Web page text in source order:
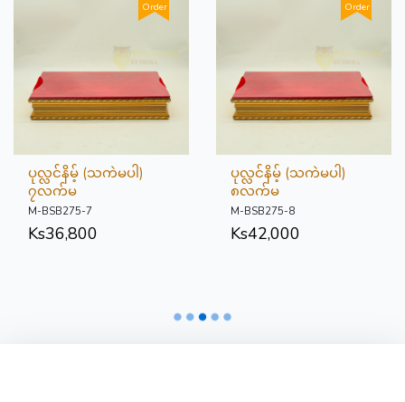
Order
ပုလ္လင်နိမ့် (သကဲမပါ)
၇လက်မ
M-BSB275-7
Ks36,800
Order
ပုလ္လင်နိမ့် (သကဲမပါ)
၈လက်မ
M-BSB275-8
Ks42,000